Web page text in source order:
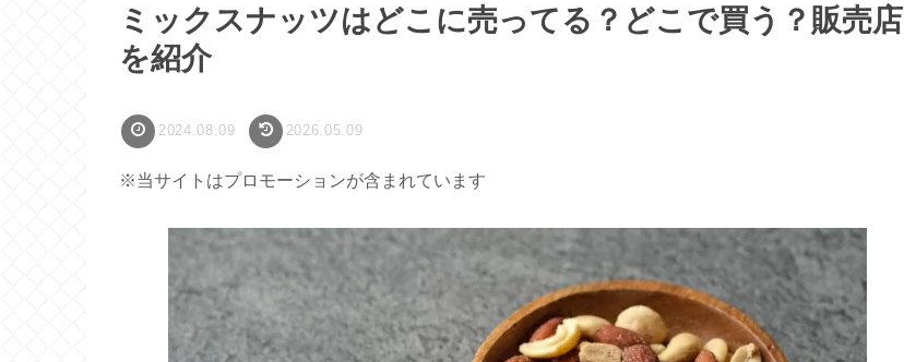
ミックスナッツはどこに売ってる？どこで買う？販売店
を紹介
2024.08.09 2026.05.09
※当サイトはプロモーションが含まれています